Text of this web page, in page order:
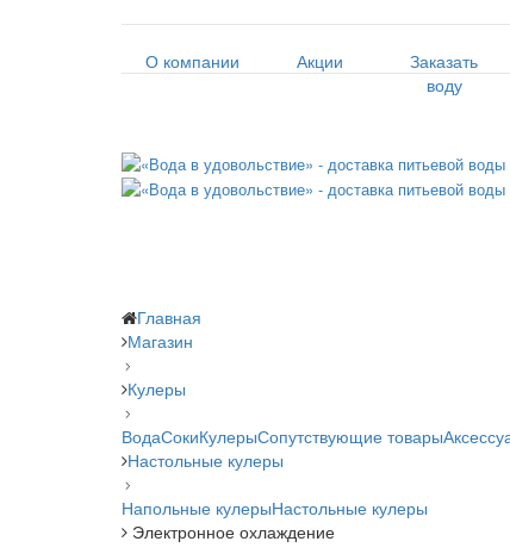
О компании Акции
Заказать
воду
Главная
Магазин
Кулеры
ВодаСокиКулерыСопутствующие товары
Настольные кулеры
Напольные кулерыНастольные кулеры
Электронное охлаждение